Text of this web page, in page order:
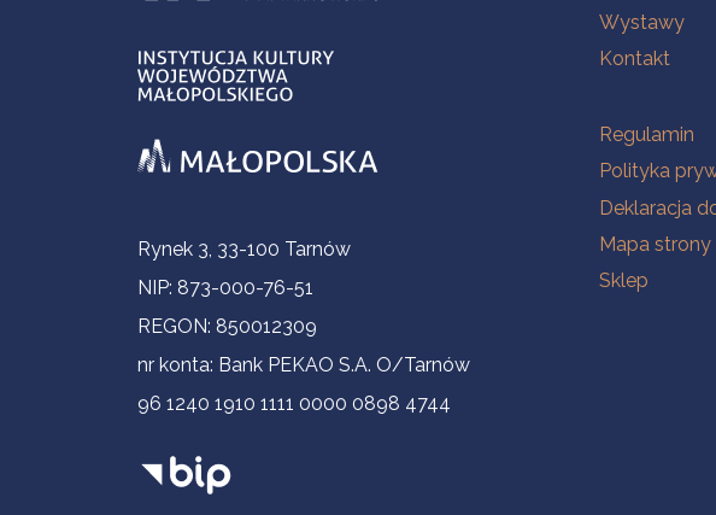
Informacje kontaktowe
Rynek 3, 33-100 Tarnów
NIP: 873-000-76-51
REGON: 850012309
nr konta: Bank PEKAO S.A. O/Tarnów
96 1240 1910 1111 0000 0898 4744
Wystawy
Kontakt
Na skróty
Regulamin
Polityka
Deklaracja
Mapa strony
Sklep